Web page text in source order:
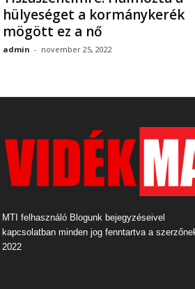
hülyeséget a kormánykerék
mögött ez a nő
admin - november 25, 2022
MTI felhasználó Blogunk bejegyzéseivel
kapcsolatban minden jog fenntartva a
2022